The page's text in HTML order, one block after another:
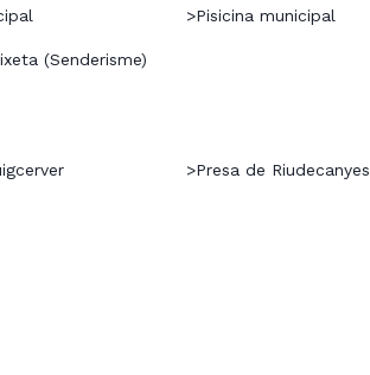
>Pisicina municipal
(Senderisme)
>Presa de Riudecanyes